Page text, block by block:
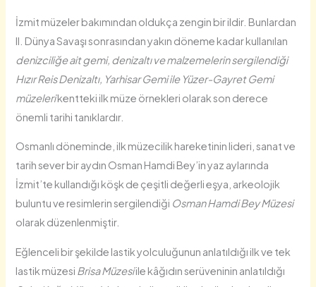
İzmit müzeler bakımından oldukça zengin bir ildir. Bunlardan
II. Dünya Savaşı sonrasından yakın döneme kadar kullanılan
denizciliğe ait gemi, denizaltı ve malzemelerin sergilendiği
Hızır Reis Denizaltı, Yarhisar Gemi ile Yüzer-Gayret Gemi
müzelerikentteki ilk müze örnekleri olarak son derece
önemli tarihi tanıklardır.
Osmanlı döneminde, ilk müzecilik hareketinin lideri, sanat ve
tarih sever bir aydın Osman Hamdi Bey’in yaz aylarında
İzmit’te kullandığı köşk de çeşitli değerli eşya, arkeolojik
buluntu ve resimlerin sergilendiği Osman Hamdi Bey Müzesi
olarak düzenlenmiştir.
Eğlenceli bir şekilde lastik yolculuğunun anlatıldığı ilk ve tek
lastik müzesi Brisa Müzesiile kâğıdın serüveninin anlatıldığı